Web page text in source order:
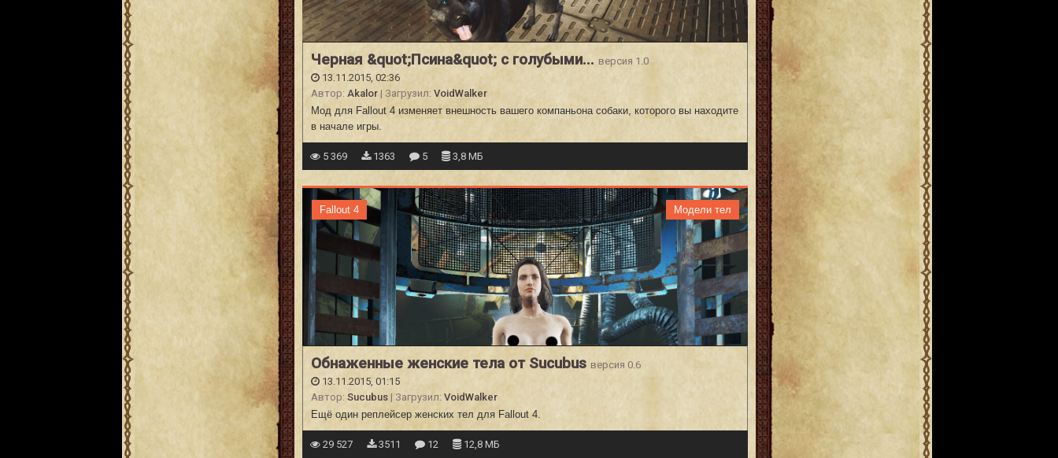
Черная &quot;Псина&quot; с голубыми... версия 1.0
13.11.2015, 02:36
Автор: Akalor| Загрузил: VoidWalker
Мод для Fallout 4 изменяет внешность вашего компаньона собаки, которого вы находите
в начале игры.
5 369 1363 5 3,8 МБ
Fallout 4 Модели тел
Обнаженные женские тела от Sucubus версия 0.6
13.11.2015, 01:15
Автор: Sucubus | Загрузил: VoidWalker
Ещё один реплейсер женских тел для Fallout 4.
29 527 3511 12 12,8 МБ